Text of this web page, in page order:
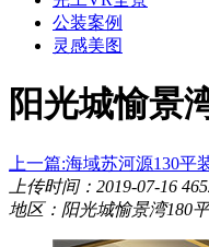
公装案例
灵感美图
阳光城愉景
上一篇:海域苏河源130平
上传时间：2019-07-16
地区：阳光城愉景湾180